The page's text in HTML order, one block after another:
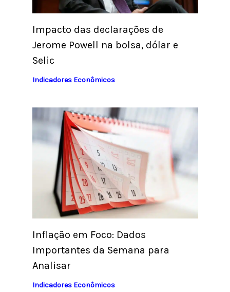
Impacto das declarações de
Jerome Powell na bolsa, dólar e
Selic
Indicadores Econômicos
Inflação em Foco: Dados
Importantes da Semana para
Analisar
Indicadores Econômicos